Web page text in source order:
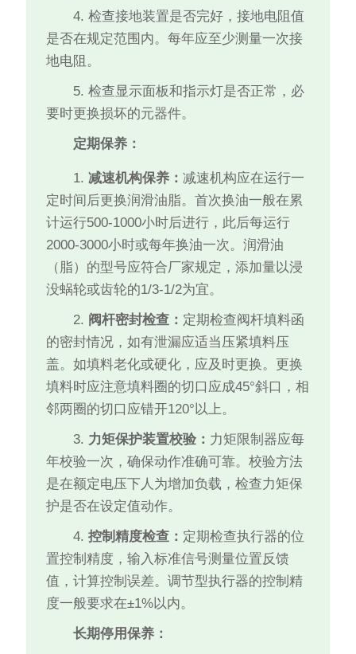
4. 检查接地装置是否完好，接地电阻值
是否在规定范围内。每年应至少测量一次接
地电阻。
5. 检查显示面板和指示灯是否正常，必
要时更换损坏的元器件。
定期保养：
1.减速机构保养：减速机构应在运行一
定时间后更换润滑油脂。首次换油一般在累
计运行500-1000小时后进行，此后每运行
2000-3000小时或每年换油一次。润滑油
（脂）的型号应符合厂家规定，添加量以浸
没蜗轮或齿轮的1/3-1/2为宜。
2. 阀杆密封检查： 定期检查阀杆填料函
的密封情况，如有泄漏应适当压紧填料压
盖。如填料老化或硬化，应及时更换。更换
填料时应注意填料圈的切口应成45°斜口，相
邻两圈的切口应错开120°以上。
3. 力矩保护装置校验： 力矩限制器应每
年校验一次，确保动作准确可靠。校验方法
是在额定电压下人为增加负载，检查力矩保
护是否在设定值动作。
4.控制精度检查： 定期检查执行器的位
置控制精度，输入标准信号测量位置反馈
值，计算控制误差。调节型执行器的控制精
度一般要求在±1%以内。
长期停用保养：